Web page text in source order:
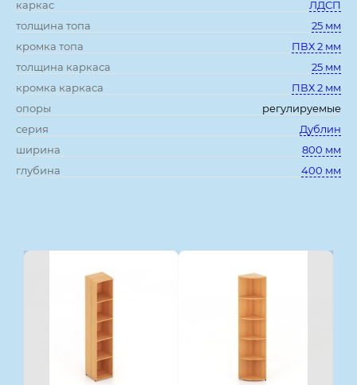
каркас
ЛДСП
толщина топа
25 мм
кромка топа
ПВХ 2 мм
толщина каркаса
25 мм
кромка каркаса
ПВХ 2 мм
опоры
регулируемые
серия
Дублин
ширина
800 мм
глубина
400 мм